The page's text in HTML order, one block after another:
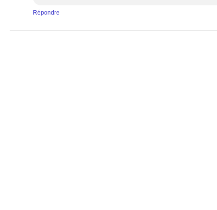
Répondre